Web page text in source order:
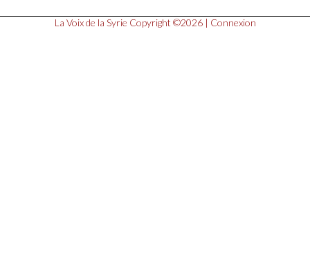
La Voix de la Syrie Copyright ©2026 | Connexion